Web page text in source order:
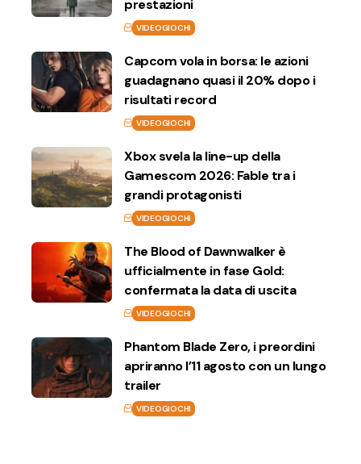
prestazioni
VIDEOGIOCHI
Capcom vola in borsa: le azioni
guadagnano quasi il 20% dopo i
risultati record
VIDEOGIOCHI
Xbox svela la line-up della
Gamescom 2026: Fable tra i
grandi protagonisti
VIDEOGIOCHI
The Blood of Dawnwalker è
ufficialmente in fase Gold:
confermata la data di uscita
VIDEOGIOCHI
Phantom Blade Zero, i preordini
apriranno l’11 agosto con un lungo
trailer
VIDEOGIOCHI